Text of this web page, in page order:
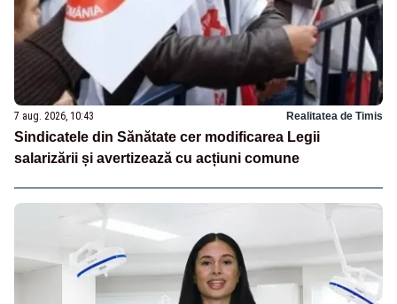
7 aug. 2026, 10:43 Realitatea de Timis
Sindicatele din Sănătate cer modificarea Legii
salarizării și avertizează cu acțiuni comune